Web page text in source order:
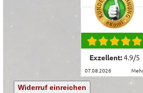
Exzellent:4.9/5
07.08.2026
Widerruf einreichen